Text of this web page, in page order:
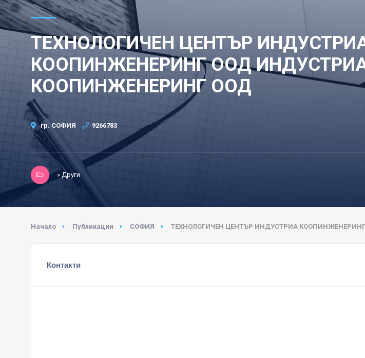
ТЕХНОЛОГИЧЕН ЦЕНТЪР
КООПИНЖЕНЕРИНГ ООД
КООПИНЖЕНЕРИНГ ООД
гр. СОФИЯ 9266783
» Други
Начало Публикации СОФИЯ ТЕХНОЛОГИЧЕН ЦЕНТЪР ИНДУСТРИА
Контакти